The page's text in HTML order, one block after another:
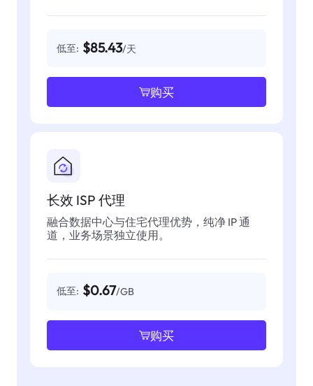
低至: $85.43/天
购买
长效 ISP 代理
融合数据中心与住宅代理优势，纯净 IP 通
道，业务场景独立使用。
低至: $0.67/GB
购买